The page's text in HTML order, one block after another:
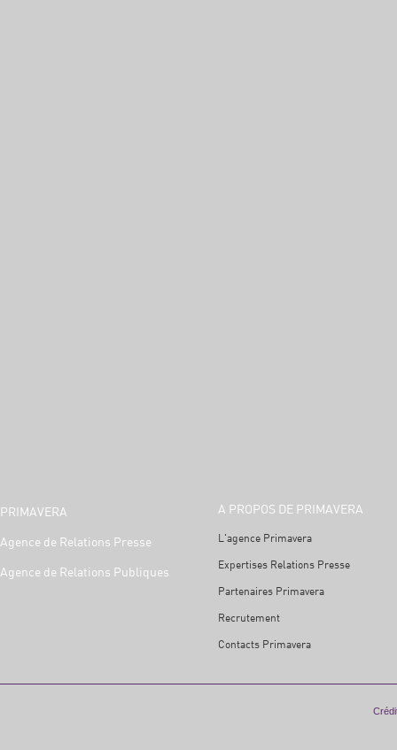
PRIMAVERA
Agence de Relations Presse
Agence de Relations Publiques
A PROPOS DE PRIMAVERA
L'agence Primavera
Expertises Relations Presse
Partenaires Primavera
Recrutement
Contacts Primavera